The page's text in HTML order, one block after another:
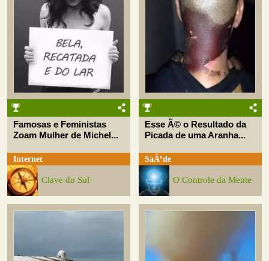
Famosas e Feministas
Zoam Mulher de Michel...
Internet
Clave do Sul
Esse Ã© o Resultado da
Picada de uma Aranha...
SaÃºde
O Controle da Mente